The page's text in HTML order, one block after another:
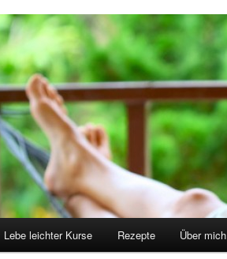
Lebe leichter Kurse Rezepte Über mich